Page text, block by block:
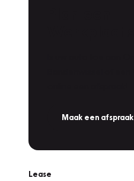
Maak een afspraak
Lease